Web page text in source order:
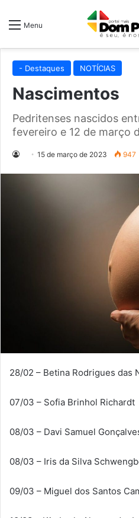
Menu
- Destaques NOTÍCIAS
Nascimentos
Pedritenses nascidos
fevereiro e 12 de março
15 de março de 2023 947
28/02 – Betina Rodrigues das
07/03 – Sofia Brinhol Richardt
08/03 – Davi Samuel
08/03 – Iris da Silva
09/03 – Miguel dos Santos